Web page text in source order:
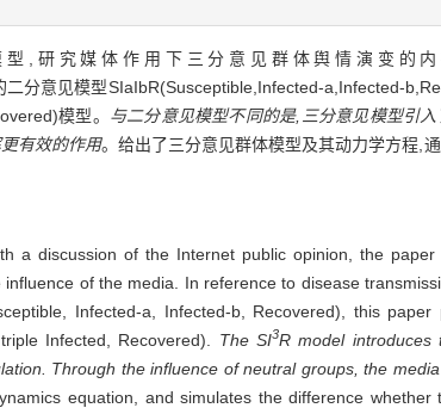
,研究媒体作用下三分意见群体舆情演变的
分意见模型SIaIbR(Susceptible,Infected-a,Infected-
模型。 与二分意见模型不同的是,三分意见模型引
有效的作用。给出了三分意见群体模型及其动力学方程,
a discussion of the Internet public opinion, the
of the media. In reference to disease
Infected-a, Infected-b, Recovered), this
Infected, Recovered). The SI3R model introduces
Through the influence of neutral groups, the
equation, and simulates the difference